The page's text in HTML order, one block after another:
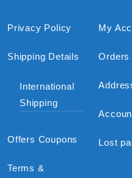
Privacy Policy
Shipping Details
International
Shipping
Offers Coupons
Terms &
My
Orders
Lost